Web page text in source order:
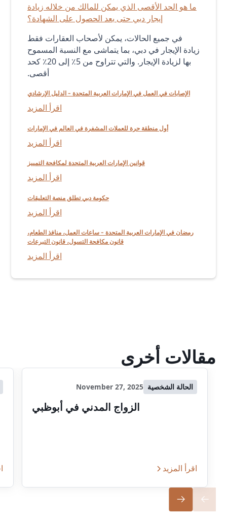
ما هو الحد الأقصى الذي يمكن للمالك من خلاله زيادة
إيجار دبي حتى بعد الحصول على الشهادة؟
في جميع الحالات، يمكن لأصحاب العقارات فقط
زيادة الإيجار في دبي، بما يتماشى مع النسبة المسموح
بها لزيادة الإيجار. والتي تتراوح من 5٪ إلى 20٪ كحد
أقصى.
الإصابات في العمل في الإمارات العربية المتحدة - الدليل الإرشادي
اقرأ المزيد
أول منطقة حرة للعملات المشفرة في العالم في الإمارات
اقرأ المزيد
قوانين الإمارات العربية المتحدة لمكافحة التمييز
اقرأ المزيد
حكومة دبي تطلق منصة التعليقات
اقرأ المزيد
رمضان في الإمارات العربية المتحدة - ساعات العمل، منافذ الطعام،
قانون مكافحة التسول، قانون التبرعات
اقرأ المزيد
مقالات أخرى
الحالة الشخصية November 27, 2025
الزواج المدني في أبوظبي
اقرأ المزيد